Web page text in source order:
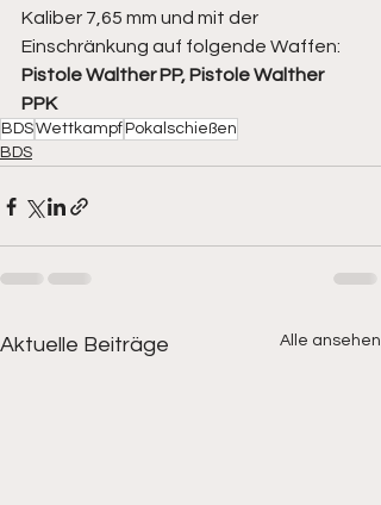
Kaliber 7,65 mm und mit der
Einschränkung auf folgende Waffen:
Pistole Walther PP, Pistole Walther
PPK
BDSWettkampf Pokalschießen
BDS
Aktuelle Beiträge Alle ansehen